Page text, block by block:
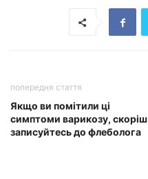
попередня стаття
Якщо ви помітили ці
симптоми варикозу, скоріш
записуйтесь до флеболога